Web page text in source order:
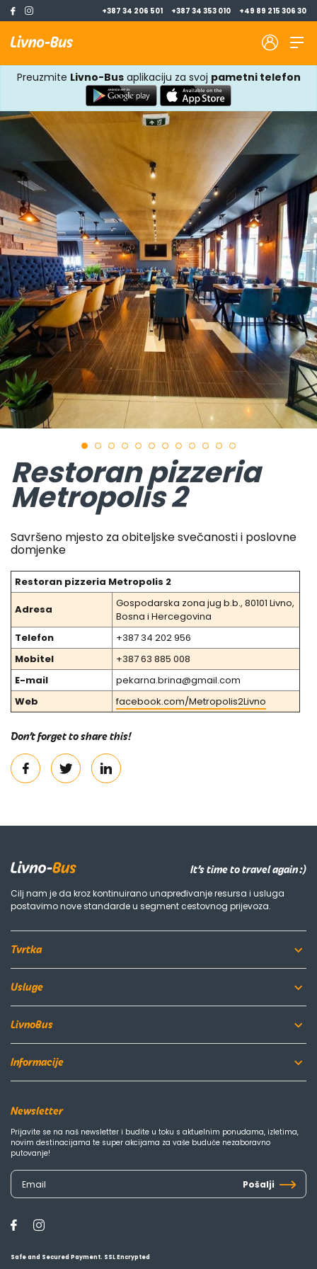
+387 34 206 501 +387 34 353 010 +49 89 215 306 30
Preuzmite Livno-Busaplikaciju za svoj pametni telefon
Restoran pizzeria
Metropolis 2
Savršeno mjesto za obiteljske svečanosti i poslovne
domjenke
Restoran pizzeria Metropolis 2
Adresa
Gospodarska zona jug b.b., 80101 Livno,
Bosna i Hercegovina
Telefon
+387 34 202 956
Mobitel
+387 63 885 008
E-mail
pekarna.brina@gmail.com
Web
facebook.com/Metropolis2Livno
Don’t forget to share this!
Cilj nam je da kroz kontinuirano unapređivanje resursa i usluga
postavimo nove standarde u segment cestovnog prijevoza.
It’s time to travel again :)
Tvrtka
Usluge
LivnoBus
Informacije
Newsletter
Prijavite se na naš newsletter i budite u toku s aktuelnim ponudama, izletima,
novim destinacijama te super akcijama za vaše buduće nezaboravno
putovanje!
Pošalji
Safe and Secured Payment. SSL Encrypted